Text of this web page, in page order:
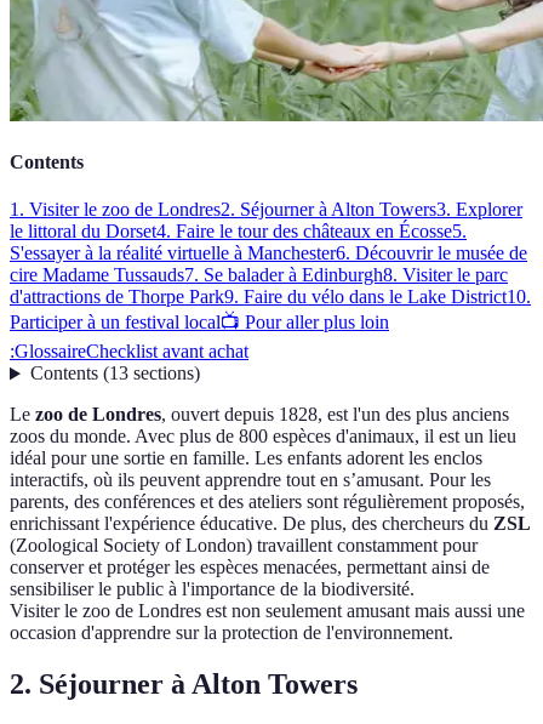
Contents
1. Visiter le zoo de Londres2. Séjourner à Alton Towers3. Explorer
le littoral du Dorset4. Faire le tour des châteaux en Écosse5.
S'essayer à la réalité virtuelle à Manchester6. Découvrir le musée de
cire Madame Tussauds7. Se balader à Edinburgh8. Visiter le parc
d'attractions de Thorpe Park9. Faire du vélo dans le Lake District10.
Participer à un festival local📺 Pour aller plus loin
:GlossaireChecklist avant achat
Contents(13 sections)
Le zoo de Londres, ouvert depuis 1828, est l'un des plus anciens
zoos du monde. Avec plus de 800 espèces d'animaux, il est un lieu
idéal pour une sortie en famille. Les enfants adorent les enclos
interactifs, où ils peuvent apprendre tout en s’amusant. Pour les
parents, des conférences et des ateliers sont régulièrement proposés,
enrichissant l'expérience éducative. De plus, des chercheurs du ZSL
(Zoological Society of London) travaillent constamment pour
conserver et protéger les espèces menacées, permettant ainsi de
sensibiliser le public à l'importance de la biodiversité.
Visiter le zoo de Londres est non seulement amusant mais aussi une
occasion d'apprendre sur la protection de l'environnement.
2. Séjourner à Alton Towers